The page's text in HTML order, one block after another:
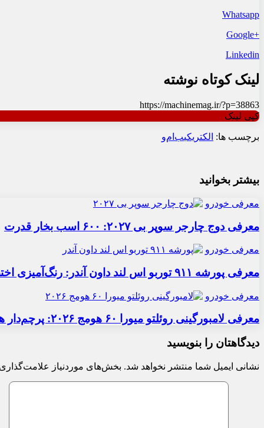
Whatsapp
+Google
Linkedin
لینک کوتاه نوشته
https://machinemag.ir/?p=38863
کپی لینک
برچسب ها: الکتریکیب‌ام‌و
بیشتر بخوانید
معرفی خودرو
معرفی دوج چارجر سوپر بی ۲۰۲۷: ۶۰۰ اسب بخار قدرت
معرفی خودرو
معرفی پورشه ۹۱۱ توربو اس لند داون آندر: رنگ‌آمیزی اختصاصی
معرفی خودرو
معرفی لامبورگینی روئلتو میورا ۶۰ هومج ۲۰۲۶: پرچم‌دار هیبریدی
دیدگاهتان را بنویسید
نشانی ایمیل شما منتشر نخواهد شد. بخش‌های موردنیاز